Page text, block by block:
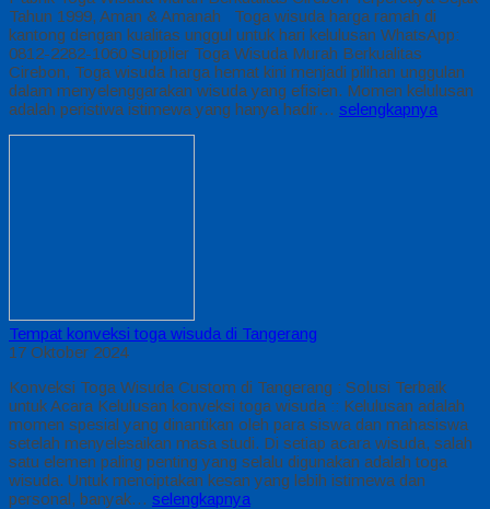
Tahun 1999, Aman & Amanah Toga wisuda harga ramah di
kantong dengan kualitas unggul untuk hari kelulusan WhatsApp:
0812-2282-1060 Supplier Toga Wisuda Murah Berkualitas
Cirebon, Toga wisuda harga hemat kini menjadi pilihan unggulan
dalam menyelenggarakan wisuda yang efisien. Momen kelulusan
adalah peristiwa istimewa yang hanya hadir… selengkapnya
Tempat konveksi toga wisuda di Tangerang
17 Oktober 2024
Konveksi Toga Wisuda Custom di Tangerang : Solusi Terbaik
untuk Acara Kelulusan konveksi toga wisuda :: Kelulusan adalah
momen spesial yang dinantikan oleh para siswa dan mahasiswa
setelah menyelesaikan masa studi. Di setiap acara wisuda, salah
satu elemen paling penting yang selalu digunakan adalah toga
wisuda. Untuk menciptakan kesan yang lebih istimewa dan
personal, banyak… selengkapnya